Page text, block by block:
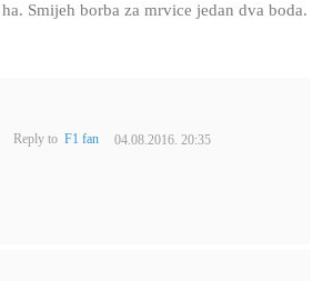
Smijeh borba za mrvice jedan dva boda.
Reply to F1 fan 04.08.2016. 20:35